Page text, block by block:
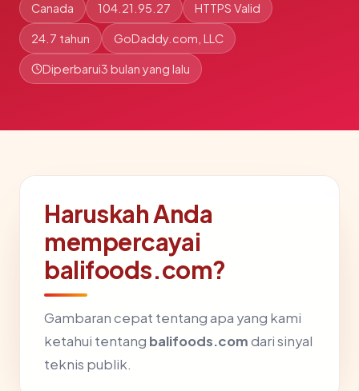
Canada 104.21.95.27 HTTPS Valid
24.7 tahun GoDaddy.com, LLC
Diperbarui3 bulan yang lalu
Haruskah Anda
mempercayai
balifoods.com?
Gambaran cepat tentang apa yang kami
ketahui tentang balifoods.comdari sinyal
teknis publik.